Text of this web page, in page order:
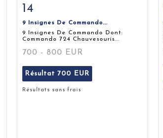
Fiche détaillée
14
9 Insignes De Commando...
9 Insignes De Commando Dont:
Commando 724 Chauvesouris...
700 - 800 EUR
Résultat 700 EUR
Résultats sans frais